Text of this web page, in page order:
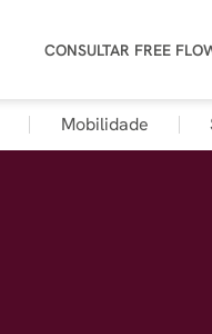
CONSULTAR FREE
Mobilidade